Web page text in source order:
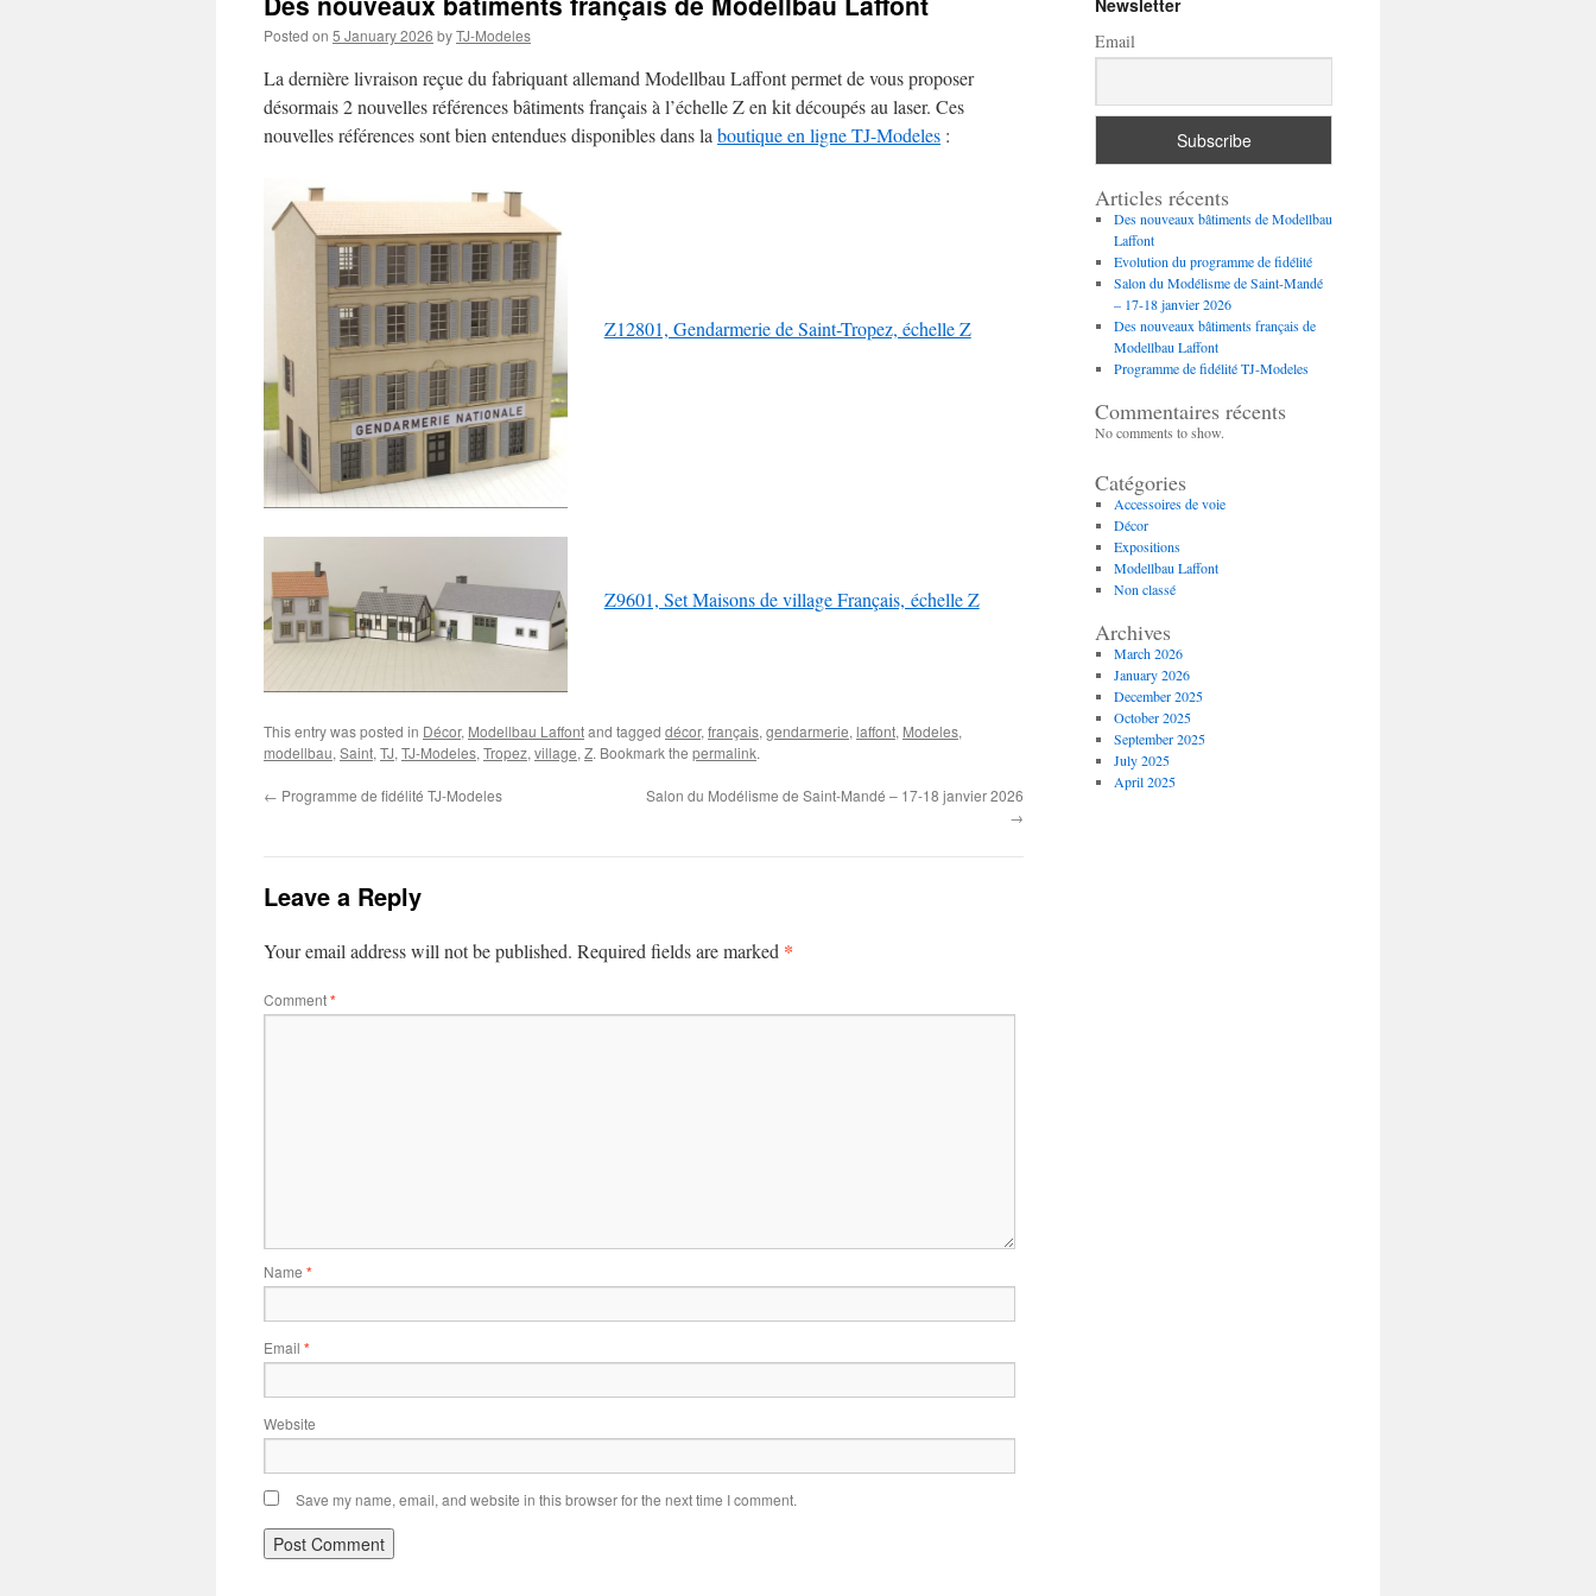
Posted on 5 January 2026 byTJ-Modeles
La dernière livraison reçue du fabriquant allemand Modellbau Laffont permet de vous proposer
désormais 2 nouvelles références bâtiments français à l’échelle Z en kit découpés au laser. Ces
nouvelles références sont bien entendues disponibles dans la boutique en ligne TJ-Modeles :
Z12801, Gendarmerie de Saint-Tropez, échelle Z
Z9601, Set Maisons de village Français, échelle Z
This entry was posted in Décor, Modellbau Laffontand tagged décor, français, gendarmerie, laffont, Modeles,
modellbau, Saint, TJ, TJ-Modeles, Tropez, village, Z. Bookmark the permalink.
← Programme de fidélité TJ-Modeles
Salon du Modélisme de Saint-Mandé – 17-18 janvier 2026
→
Leave a Reply
Your email address will not be published. Required fields are marked *
Comment*
Name *
Email *
Website
Save my name, email, and website in this browser for the next time I comment.
Newsletter
Email
Articles récents
Des nouveaux bâtiments de Modellbau
Laffont
Evolution du programme de fidélité
Salon du Modélisme de Saint-Mandé
– 17-18 janvier 2026
Des nouveaux bâtiments français de
Modellbau Laffont
Programme de fidélité TJ-Modeles
Commentaires récents
No comments to show.
Catégories
Accessoires de voie
Décor
Expositions
Modellbau Laffont
Non classé
Archives
March 2026
January 2026
December 2025
October 2025
September 2025
July 2025
April 2025